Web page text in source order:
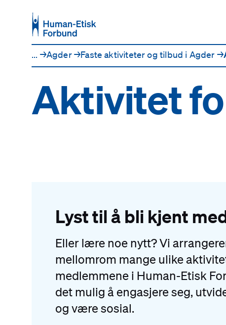
... →Agder→Faste aktiviteter og tilbud i Agder →
Aktivitet
Lyst til å bli kjent
Eller lære noe nytt? Vi
mellomrom mange ulike
medlemmene i Human-Etisk
det mulig å engasjere seg,
og være sosial.